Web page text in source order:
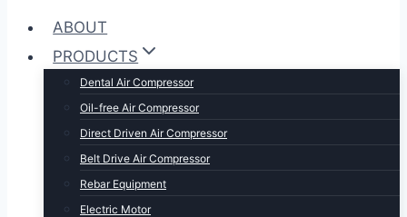
ABOUT
PRODUCTS
Dental Air Compressor
Oil-free Air Compressor
Direct Driven Air Compressor
Belt Drive Air Compressor
Rebar Equipment
Electric Motor